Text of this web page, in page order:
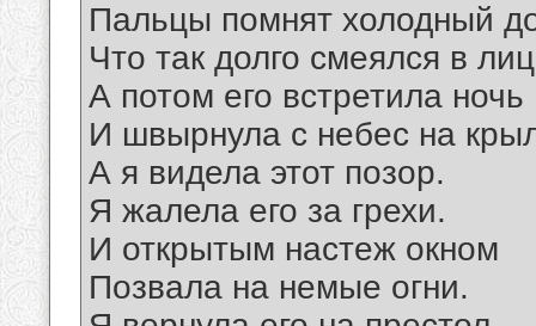
Пальцы помнят холодный
Что так долго смеялся в
А потом его встретила ночь
И швырнула с небес на
А я видела этот позор.
Я жалела его за грехи.
И открытым настеж окном
Позвала на немые огни.